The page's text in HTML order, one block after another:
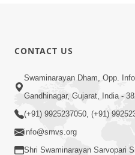
CONTACT US
Swaminarayan Dham, Opp.
Gandhinagar, Gujarat, India -
(+91) 9925237050, (+91)
info@smvs.org
Shri Swaminarayan Sarvopari